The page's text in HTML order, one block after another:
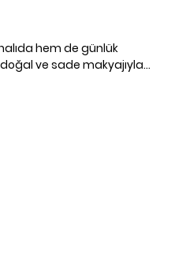
halıda hem de günlük
ve sade makyajıyla